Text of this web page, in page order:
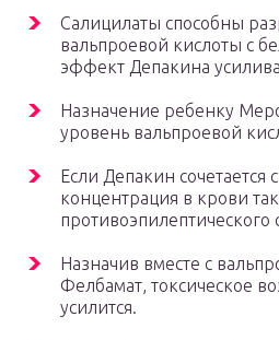
Салицилаты способны
вальпроевой кислоты с
эффект Депакина
Назначение ребенку
уровень вальпроевой
Если Депакин
концентрация в крови
противоэпилептического
Назначив вместе с
Фелбамат, токсическое
усилится.